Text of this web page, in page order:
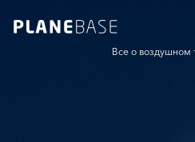
Все о воздушном